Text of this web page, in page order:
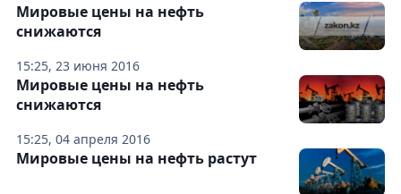
15:25, 23 июня 2016
Мировые цены на нефть
снижаются
15:25, 04 апреля 2016
Мировые цены на нефть
снижаются
Мировые цены на нефть растут